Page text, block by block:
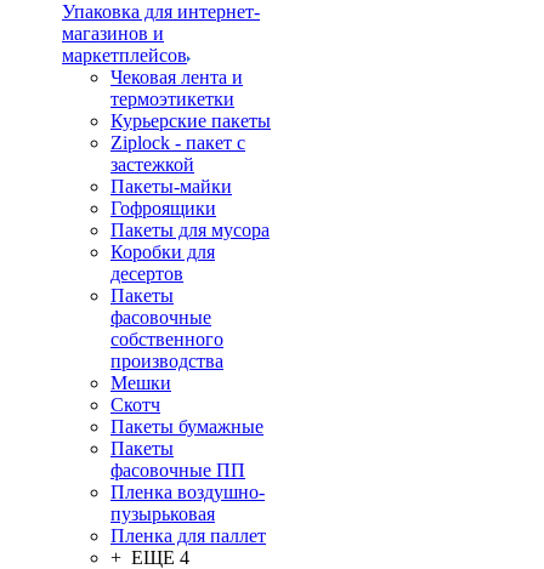
Упаковка для интернет-
магазинов и
маркетплейсов
Чековая лента и
термоэтикетки
Курьерские пакеты
Ziplock - пакет с
застежкой
Пакеты-майки
Гофроящики
Пакеты для мусора
Коробки для
десертов
Пакеты
фасовочные
собственного
производства
Мешки
Скотч
Пакеты бумажные
Пакеты
фасовочные ПП
Пленка воздушно-
пузырьковая
Пленка для паллет
+ ЕЩЕ 4